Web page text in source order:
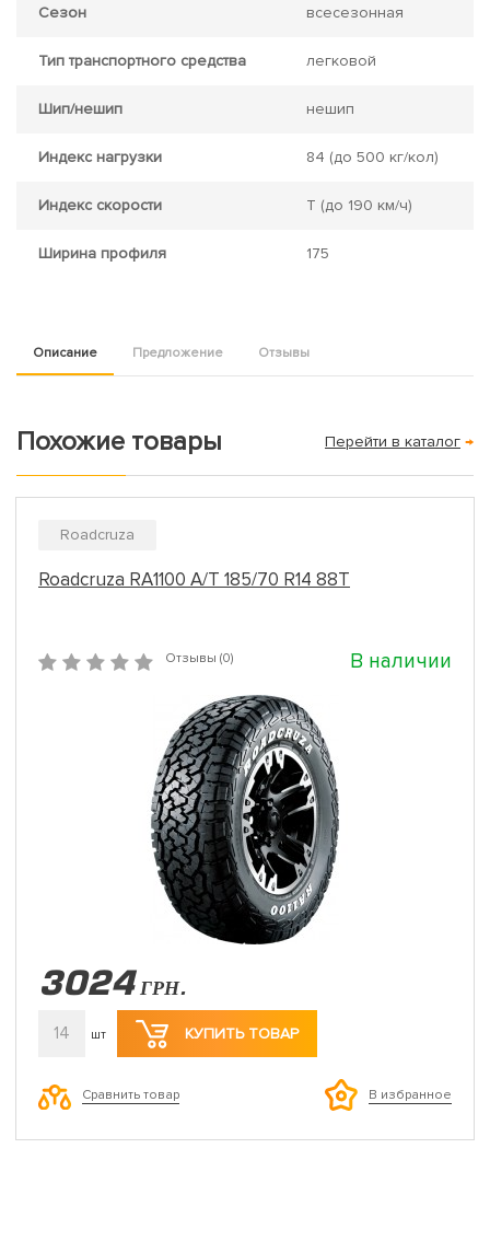
Сезон всесезонная
Тип транспортного средства легковой
Шип/нешип нешип
Индекс нагрузки 84 (до 500 кг/кол)
Индекс скорости T (до 190 км/ч)
Ширина профиля 175
Описание Предложение Отзывы
Похожие товары Перейти в каталог →
Roadcruza
Roadcruza RA1100 A/T 185/70 R14 88T
Отзывы (0) В наличии
3024 ГРН.
14 шт КУПИТЬ ТОВАР
Сравнить товар В избранное